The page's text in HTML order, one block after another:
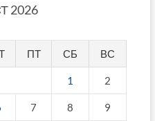
2026
ПТ СБ ВС
1 2
7 8 9